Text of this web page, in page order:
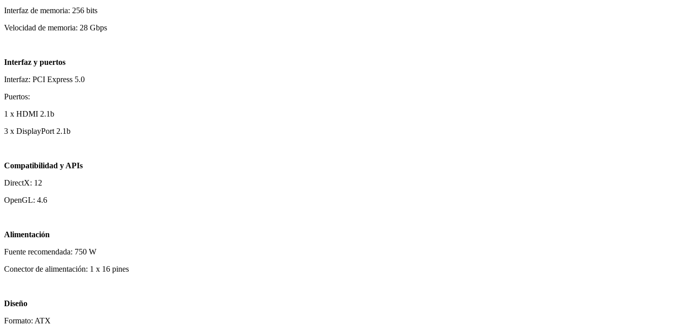
Interfaz de memoria: 256 bits
Velocidad de memoria: 28 Gbps
Interfaz y puertos
Interfaz: PCI Express 5.0
Puertos:
1 x HDMI 2.1b
3 x DisplayPort 2.1b
Compatibilidad y APIs
DirectX: 12
OpenGL: 4.6
Alimentación
Fuente recomendada: 750 W
Conector de alimentación: 1 x 16 pines
Diseño
Formato: ATX